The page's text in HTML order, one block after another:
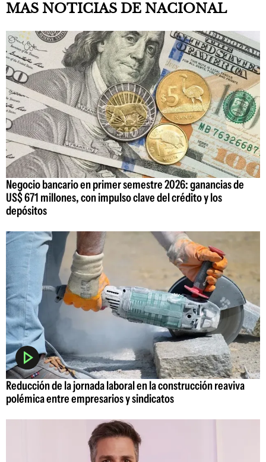
MAS NOTICIAS DE NACIONAL
Negocio bancario en primer semestre 2026: ganancias de
US$ 671 millones, con impulso clave del crédito y los
depósitos
Reducción de la jornada laboral en la construcción reaviva
polémica entre empresarios y sindicatos